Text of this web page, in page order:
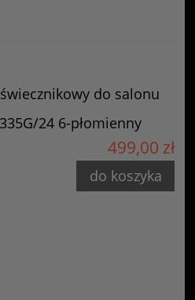
do salonu
24 6-płomienny
499,00 zł
do koszyka